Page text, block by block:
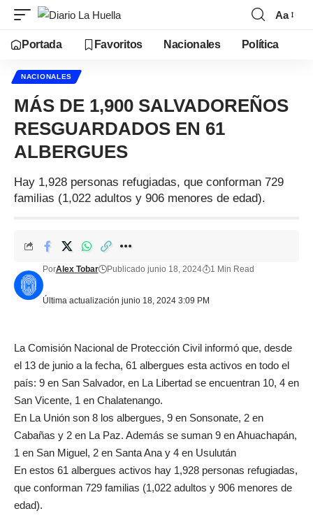
Aa
Portada Favoritos Nacionales Política
NACIONALES
MÁS DE 1,900 SALVADOREÑOS
RESGUARDADOS EN 61
ALBERGUES
Hay 1,928 personas refugiadas, que conforman 729
familias (1,022 adultos y 906 menores de edad).
Última actualización junio 18, 2024 3:09 PM
PorAlex Tobar Publicado junio 18, 2024 1 Min Read
La Comisión Nacional de Protección Civil informó que, desde
el 13 de junio a la fecha, 61 albergues esta activos en todo el
país: 9 en San Salvador, en La Libertad se encuentran 10, 4 en
San Vicente, 1 en Chalatenango.
En La Unión son 8 los albergues, 9 en Sonsonate, 2 en
Cabañas y 2 en La Paz. Además se suman 9 en Ahuachapán,
1 en San Miguel, 2 en Santa Ana y 4 en Usulután
En estos 61 albergues activos hay 1,928 personas refugiadas,
que conforman 729 familias (1,022 adultos y 906 menores de
edad).